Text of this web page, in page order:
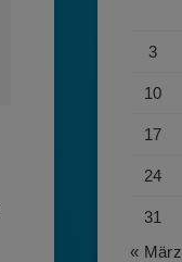
3
10
17
24
31
« März